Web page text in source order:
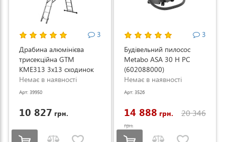
3
Драбина алюмінієва
трисекційна GTM
KME313 3x13 сходинок
3.53-8.93м (KME313)
Немає в наявності
Арт: 39950
10 827 грн.
3
Будівельний пилосос
Metabo ASA 30 H PC
(602088000)
Немає в наявності
Арт: 3526
14 888 грн. 20 346
грн.